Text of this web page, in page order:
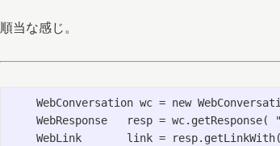
順当な感じ。
WebConversation wc = new
WebResponse   resp = wc.getResponse(
WebLink       link =